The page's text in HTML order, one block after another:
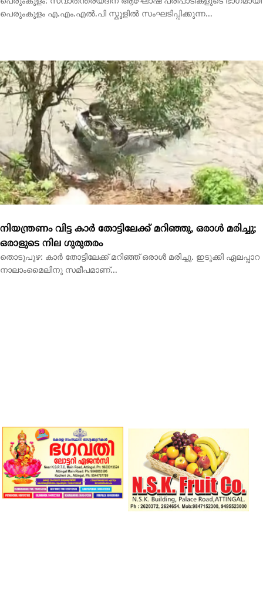
നിയന്ത്രണം വിട്ട കാര്‍ തോട്ടിലേക്ക് മറിഞ്ഞു, ഒരാള്‍ മരിച്ചു;
ഒരാളുടെ നില ഗുരുതരം
തൊടുപുഴ: കാര്‍ തോട്ടിലേക്ക് മറിഞ്ഞ് ഒരാള്‍ മരിച്ചു. ഇടുക്കി ഏലപ്പാറ
നാലാംമൈലിനു സമീപമാണ്...